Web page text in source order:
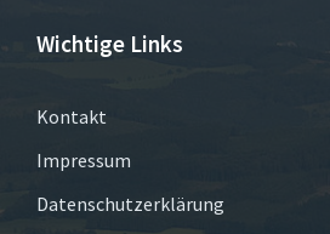
Wichtige Links
Kontakt
Impressum
Datenschutzerklärung